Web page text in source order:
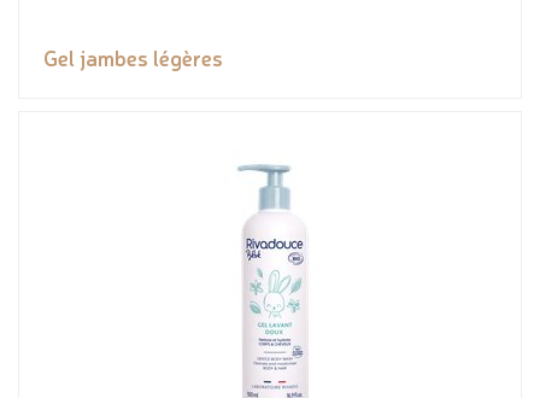
Gel jambes légères